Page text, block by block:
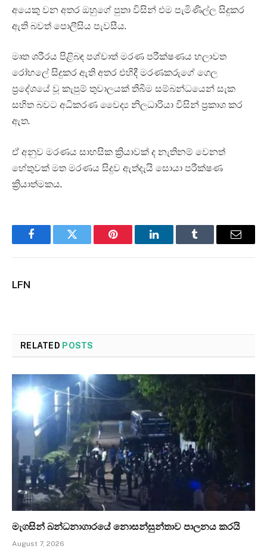
අයෙකු වන අතර ඔහුගේ පුතා විසින් එම පැමිණිල්ල සිදුකර
ඇති බවත් පොලීසිය පැවසීය.
මෘත ශරීරය පිළිබඳ පශ්චාත් මරණ පරීක්ෂණය හලාවත
රෝහලේ සිදුකර ඇති අතර එහිදී මරණකරුගේ ගෙල
ප්‍රදේශයේ වූ කැපුම් තුවාලයක් තිබීම සම්බන්ධයෙන් සැක
සහිත බවට අධිකරණ වෛද්‍ය නිලධාරියා විසින් ප්‍රකාශ කර
ඇත.
ඒ අනුව මරණය සාහසික ක්‍රියාවක් ද නැතිනම් වෙනත්
හේතුවක් මත මරණය සිදුව ඇත්දැයි සොයා පරීක්ෂණ
ක්‍රියාත්මකය.
FacebookTwitter Pinterest LinkedInTumblr Email
LFN
RELATED POSTS
මැගසින් බන්ධනාගාරයේ නොසන්සුන්තාව පාලනය කරයි
August 7, 2026